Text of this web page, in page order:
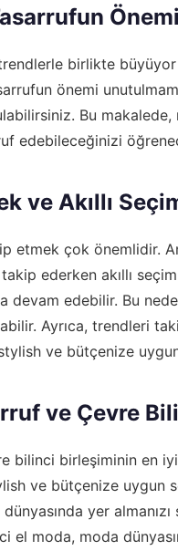
Önemi
birlikte
önemi
Bu makalede,
edebileceğinizi
ve Akıllı
etmek çok önemlidir.
ederken akıllı
devam edebilir. Bu
Ayrıca, trendleri
ve bütçenize
ve Çevre
bilinci birleşiminin en
ve bütçenize uygun
yer
el moda, moda